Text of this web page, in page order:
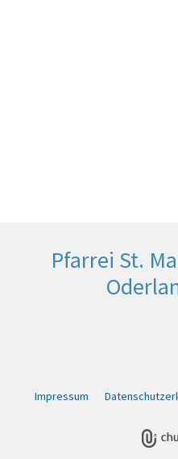
Pfarrei St.
Impressum